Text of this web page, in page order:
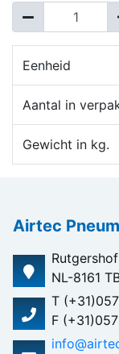
Eenheid
Aantal in
Gewicht in kg.
Airtec
NL-8161
T
F